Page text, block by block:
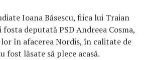
Ioana Băsescu, fiica lui Traian
fosta deputată PSD Andreea Cosma,
în afacerea Nordis, în calitate de
fost lăsate să plece acasă.